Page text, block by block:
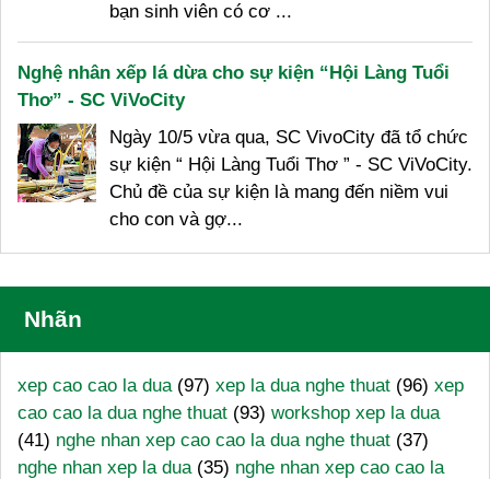
bạn sinh viên có cơ ...
Nghệ nhân xếp lá dừa cho sự kiện “Hội Làng Tuổi
Thơ” - SC ViVoCity
Ngày 10/5 vừa qua, SC VivoCity đã tổ chức
sự kiện “ Hội Làng Tuổi Thơ ” - SC ViVoCity.
Chủ đề của sự kiện là mang đến niềm vui
cho con và gợ...
Nhãn
xep cao cao la dua (97) xep la dua nghe thuat (96) xep
cao cao la dua nghe thuat (93) workshop xep la dua
(41) nghe nhan xep cao cao la dua nghe thuat (37)
nghe nhan xep la dua (35) nghe nhan xep cao cao la